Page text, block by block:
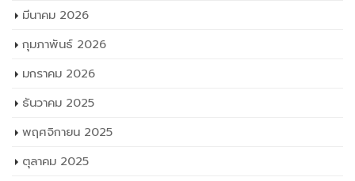
มีนาคม 2026
กุมภาพันธ์ 2026
มกราคม 2026
ธันวาคม 2025
พฤศจิกายน 2025
ตุลาคม 2025